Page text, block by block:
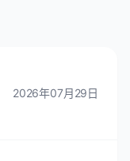
2026年07月29日